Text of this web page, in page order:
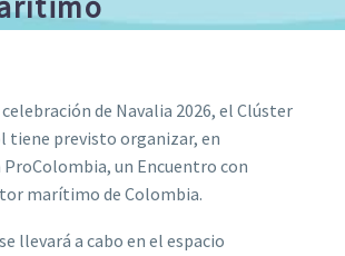
de Navalia 2026, el Clúster
tiene previsto organizar, en
un Encuentro con
marítimo de Colombia.
llevará a cabo en el espacio